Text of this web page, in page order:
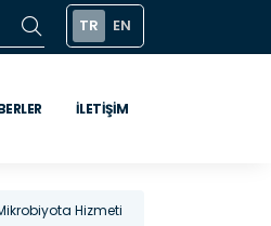
TR EN
İLETIŞIM
Hizmeti